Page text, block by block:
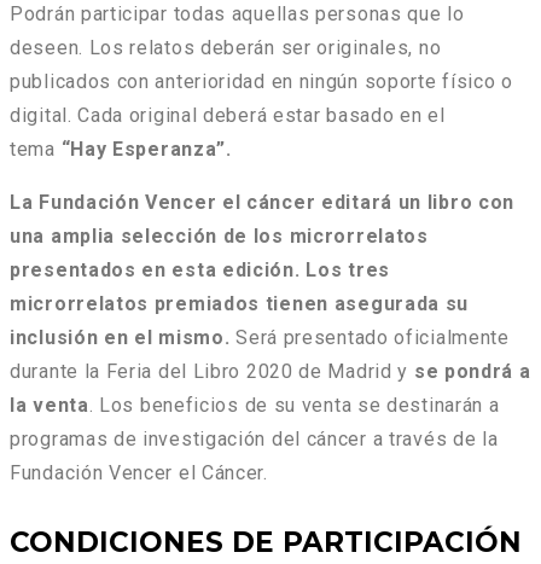
Podrán participar todas aquellas personas que lo
deseen. Los relatos deberán ser originales, no
publicados con anterioridad en ningún soporte físico o
digital. Cada original deberá estar basado en el
tema “Hay Esperanza”.
La Fundación Vencer el cáncer editará un libro con
una amplia selección de los microrrelatos
presentados en esta edición. Los tres
microrrelatos premiados tienen asegurada su
inclusión en el mismo.Será presentado oficialmente
durante la Feria del Libro 2020 de Madrid y se pondrá a
la venta . Los beneficios de su venta se destinarán a
programas de investigación del cáncer a través de la
Fundación Vencer el Cáncer.
CONDICIONES DE PARTICIPACIÓN